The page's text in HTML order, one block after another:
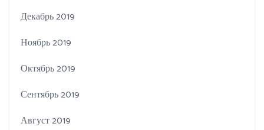
Декабрь 2019
Ноябрь 2019
Октябрь 2019
Сентябрь 2019
Август 2019